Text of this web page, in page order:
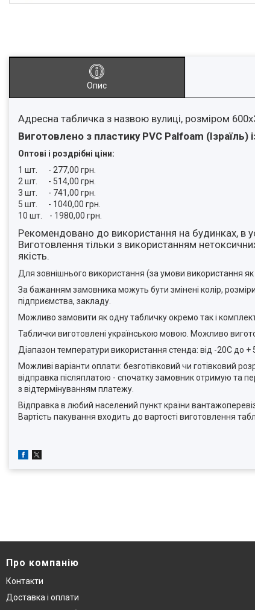
Опис
Адресна табличка з назвою вулиці, розміром
Виготовлено з пластику PVC Palfoam
Оптові і роздрібні ціни:
1 шт. - 277,00 грн.
2 шт. - 514,00 грн.
3 шт. - 741,00 грн.
5 шт. - 1040,00 грн.
10 шт. - 1980,00 грн.
Рекомендовано до використання на будинках, в
Виготовлення тільки з використанням
якість.
Для зовнішнього використання (за умови використання як
За бажанням замовника можуть бути змінені колір,
підприємства, закладу.
Можливо замовити як одну табличку окремо так і
Таблички виготовлені українською мовою. Можливо
Діапазон температури використання стенда: від -20С до +
Можливі варіанти оплати: безготівковий чи готівковий
відправка післяплатою - спочатку замовник отримую та
з відтермінуванням платежу.
Відправка в любий населений пункт країни
Вартість пакування входить до вартості виготовлення
Про компанію
Контакти
Доставка і оплати